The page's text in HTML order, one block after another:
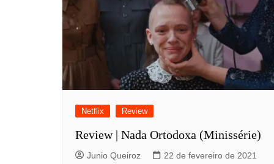
Netflix Review
Review | Nada Ortodoxa (Minissérie)
Junio Queiroz 22 de fevereiro de 2021